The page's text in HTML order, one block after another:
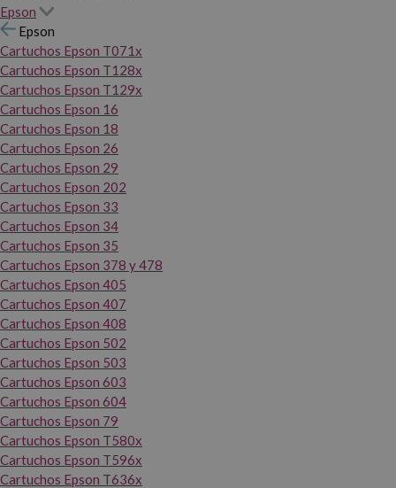
Epson
Epson
Cartuchos Epson T071x
Cartuchos Epson T128x
Cartuchos Epson T129x
Cartuchos Epson 16
Cartuchos Epson 18
Cartuchos Epson 26
Cartuchos Epson 29
Cartuchos Epson 202
Cartuchos Epson 33
Cartuchos Epson 34
Cartuchos Epson 35
Cartuchos Epson 378 y 478
Cartuchos Epson 405
Cartuchos Epson 407
Cartuchos Epson 408
Cartuchos Epson 502
Cartuchos Epson 503
Cartuchos Epson 603
Cartuchos Epson 604
Cartuchos Epson 79
Cartuchos Epson T580x
Cartuchos Epson T596x
Cartuchos Epson T636x